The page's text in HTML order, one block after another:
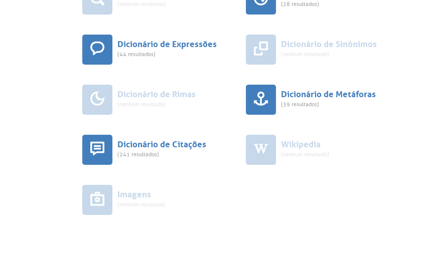
(nenhum resultado) (28 resultados)
Dicionário de Expressões
(44 resultados)
Dicionário de Sinônimos
(nenhum resultado)
Dicionário de Rimas
(nenhum resultado)
Dicionário de Metáforas
(39 resultados)
Dicionário de Citações
(241 resultados)
Wikipedia
(nenhum resultado)
Imagens
(nenhum resultado)